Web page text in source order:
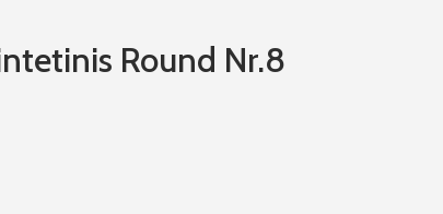
Round Nr.8